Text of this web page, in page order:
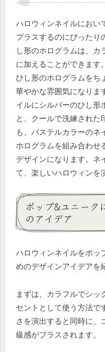
ハロウィンネイルにおい
プラスするのにぴったり
し形のホログラムは、カ
に加えることができます
ひし形のホログラムをち
華やかな雰囲気になりま
イルにシルバーのひし形
と、クールで洗練された
も、パステルカラーのネ
ホログラムを組み合わせ
デザインになります。ネ
て、楽しいハロウィンを
ポップ&ユニーク
のアイデア
ハロウィンネイルをポッ
めのデザインアイデアを
まずは、カラフルでシッ
セントとして使う方法で
さを演出すると同時に、
級感がプラスされます。